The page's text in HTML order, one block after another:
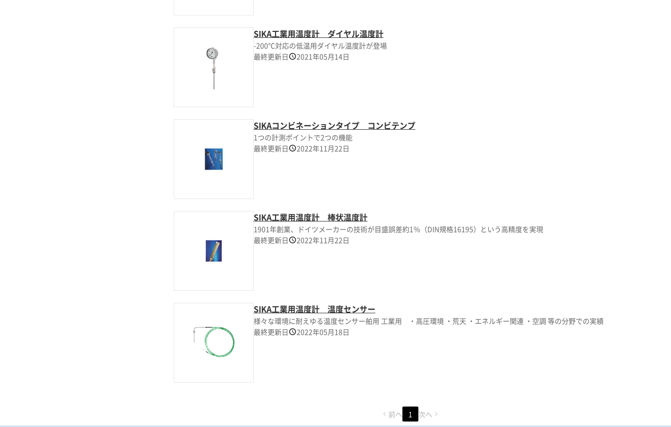
SIKA工業用温度計 ダイヤル温度計
-200℃対応の低温用ダイヤル温度計が登場
最終更新日
2021年05月14日
SIKAコンビネーションタイプ コンビテンプ
1つの計測ポイントで2つの機能
最終更新日
2022年11月22日
SIKA工業用温度計 棒状温度計
1901年創業、ドイツメーカーの技術が目盛誤差約1％（DIN規格16195）という高精度を実現
最終更新日
2022年11月22日
SIKA工業用温度計 温度センサー
様々な環境に耐えゆる温度センサー舶用 工業用 ・高圧環境 ・荒天 ・エネルギー関連 ・空調 等の分野での実績
最終更新日
2022年05月18日
前へ 1 次へ